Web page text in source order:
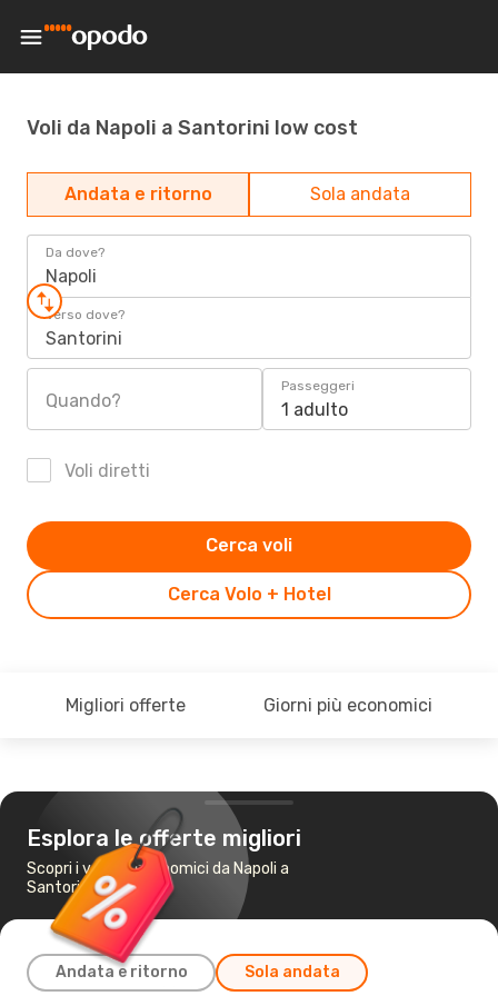
Voli da Napoli a Santorini low cost
Andata e ritorno Sola andata
Da dove?
Napoli
Verso dove?
Santorini
Quando?
Passeggeri
1 adulto
Voli diretti
Cerca Volo + Hotel
Cerca voli
Migliori offerte Giorni più economici
Esplora le offerte migliori
Scopri i voli più economici da Napoli a
Santorini
Andata e ritorno Sola andata